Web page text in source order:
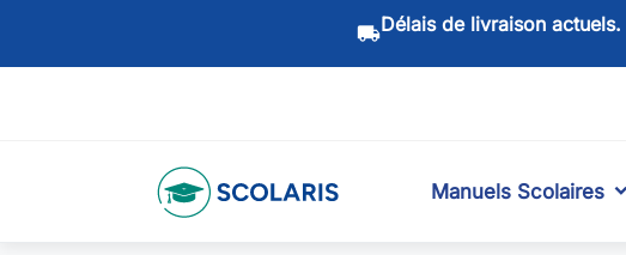
local_shippingDélais de livraison actuels.
Manuels Scolaires